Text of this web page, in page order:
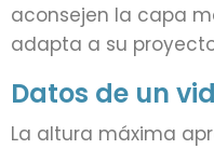
aconsejen la capa
adapta a su
Datos de un
La altura máxima